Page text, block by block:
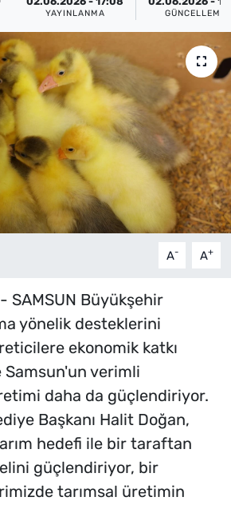
YAYINLANMA GÜNCELLEME
A- A+
SAMSUN Büyükşehir
yönelik desteklerini
ekonomik katkı
Samsun'un verimli
daha da güçlendiriyor.
Başkanı Halit Doğan,
hedefi ile bir taraftan
güçlendiriyor, bir
tarımsal üretimin